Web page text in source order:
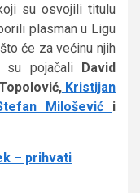
su osvojili titulu
plasman u Ligu
će za većinu njih
su pojačali David
Kristijan
Milošević i
– prihvati